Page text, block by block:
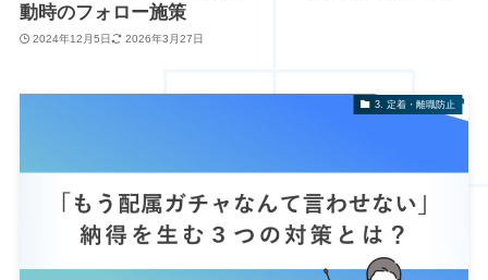
動時のフォロー施策
2024年12月5日 2026年3月27日
3. 定着・離職防止